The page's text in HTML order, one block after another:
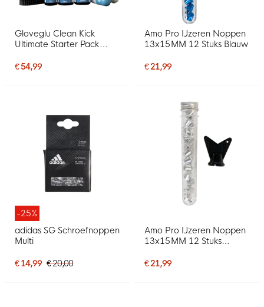
Gloveglu Clean Kick
Ultimate Starter Pack
€ 54,99
Amo Pro IJzeren Noppen
13x15MM 12 Stuks Blauw
€ 21,99
-25%
adidas SG Schroefnoppen
Multi
€ 14,99 € 20,00
Amo Pro IJzeren Noppen
13x15MM 12 Stuks
€ 21,99